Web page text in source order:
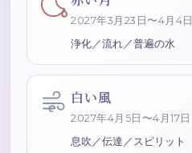
2027年3月23日〜4月4日
浄化／流れ／普遍の水
白い風
2027年4月5日〜4月17日
息吹／伝達／スピリット